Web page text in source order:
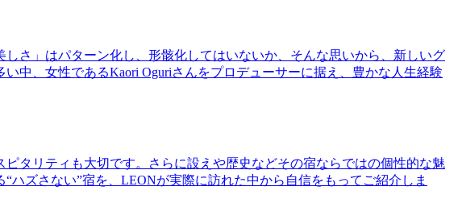
さ」はパターン化し、形骸化してはいないか、そんな思いから、新しいグ
中、女性であるKaori Oguriさんをプロデューサーに据え、豊かな人生経験
タリティも大切です。さらに設えや歴史などその宿ならではの個性的な魅
ズさない”宿を、LEONが実際に訪れた中から自信をもってご紹介しま